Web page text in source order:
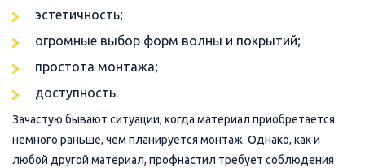
эстетичность;
огромные выбор форм волны и покрытий;
простота монтажа;
доступность.
Зачастую бывают ситуации, когда материал приобретается
немного раньше, чем планируется монтаж. Однако, как и
любой другой материал, профнастил требует соблюдения